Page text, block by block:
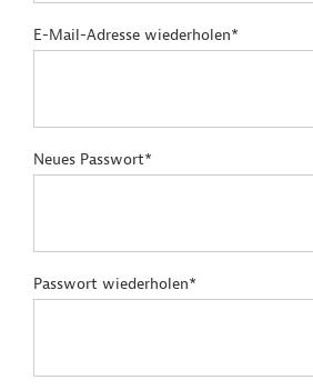
E-Mail-Adresse wiederholen*
Neues Passwort*
Passwort wiederholen*